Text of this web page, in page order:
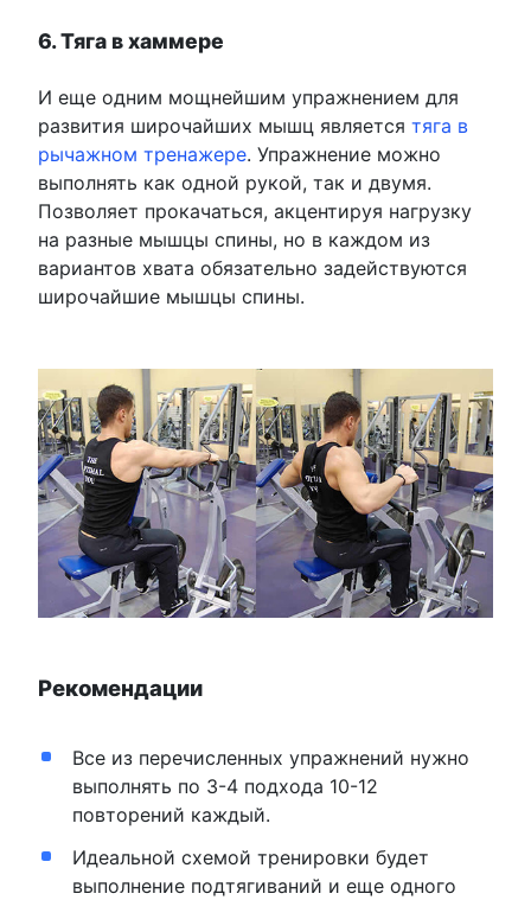
6. Тяга в хаммере
И еще одним мощнейшим упражнением для
развития широчайших мышц является тяга в
рычажном тренажере. Упражнение можно
выполнять как одной рукой, так и двумя.
Позволяет прокачаться, акцентируя нагрузку
на разные мышцы спины, но в каждом из
вариантов хвата обязательно задействуются
широчайшие мышцы спины.
Рекомендации
Все из перечисленных упражнений нужно
выполнять по 3-4 подхода 10-12
повторений каждый.
Идеальной схемой тренировки будет
выполнение подтягиваний и еще одного